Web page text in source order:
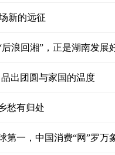
新的远征
浪回湘”，正是湖南发展
出团圆与家国的温度
愁有归处
第一，中国消费“网”罗万